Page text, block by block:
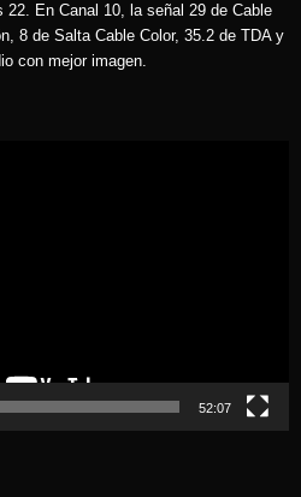
En Canal 10, la señal 29 de Cable
8 de Salta Cable Color, 35.2 de TDA y
con mejor imagen.
52:07